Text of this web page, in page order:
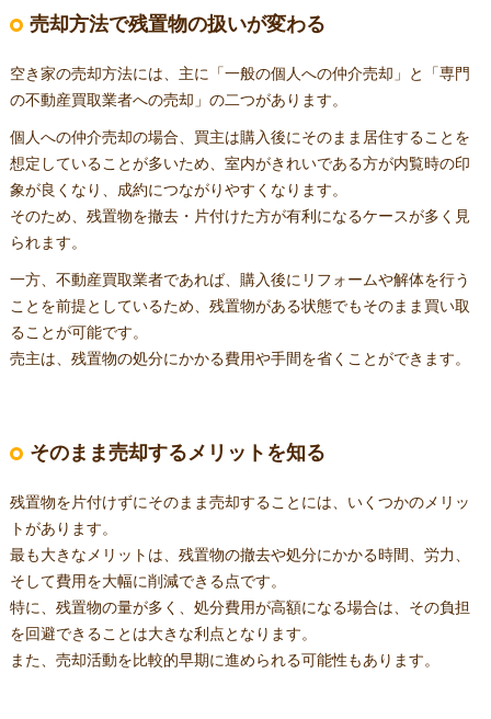
売却方法で残置物の扱いが変わる
空き家の売却方法には、主に「一般の個人への仲介売却」と「専門
の不動産買取業者への売却」の二つがあります。
個人への仲介売却の場合、買主は購入後にそのまま居住することを
想定していることが多いため、室内がきれいである方が内覧時の印
象が良くなり、成約につながりやすくなります。
そのため、残置物を撤去・片付けた方が有利になるケースが多く見
られます。
一方、不動産買取業者であれば、購入後にリフォームや解体を行う
ことを前提としているため、残置物がある状態でもそのまま買い取
ることが可能です。
売主は、残置物の処分にかかる費用や手間を省くことができます。
そのまま売却するメリットを知る
残置物を片付けずにそのまま売却することには、いくつかのメリッ
トがあります。
最も大きなメリットは、残置物の撤去や処分にかかる時間、労力、
そして費用を大幅に削減できる点です。
特に、残置物の量が多く、処分費用が高額になる場合は、その負担
を回避できることは大きな利点となります。
また、売却活動を比較的早期に進められる可能性もあります。